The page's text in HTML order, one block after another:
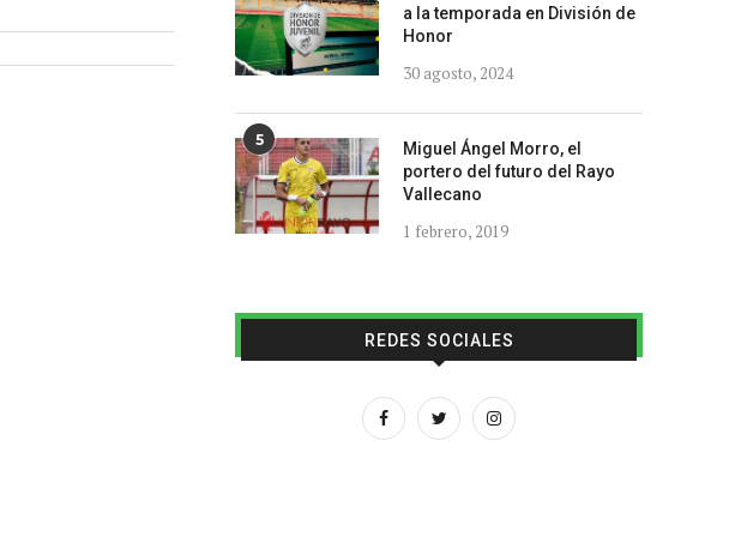
a la temporada en División de
Honor
30 agosto, 2024
5
Miguel Ángel Morro, el
portero del futuro del Rayo
Vallecano
1 febrero, 2019
REDES SOCIALES